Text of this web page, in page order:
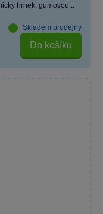
hrnek, gumovou...
Skladem prodejny
Do košíku